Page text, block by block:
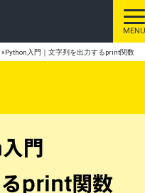
MENU
»Python入門｜文字列を出力するprint関数